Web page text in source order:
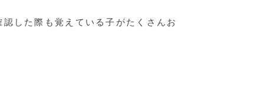
した際も覚えている子がたくさんお